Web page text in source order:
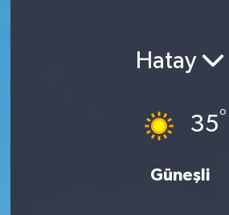
Hatay
35°
Güneşli